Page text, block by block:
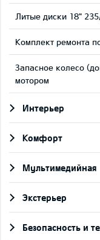
Литые диски 18"
Комплект ремонта
Запасное колесо
мотором
Интерьер
Комфорт
Мультимедийная
Экстерьер
Безопасность и